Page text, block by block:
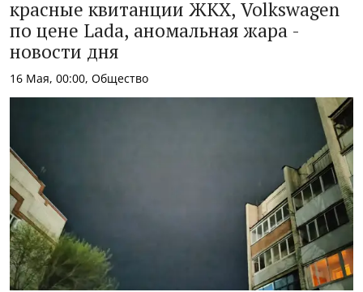
красные квитанции ЖКХ, Volkswagen
по цене Lada, аномальная жара -
новости дня
16 Мая, 00:00, Общество